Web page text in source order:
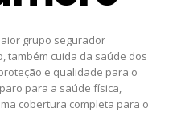
grupo segurador
também cuida da saúde dos
e qualidade para o
para a saúde física,
cobertura completa para o